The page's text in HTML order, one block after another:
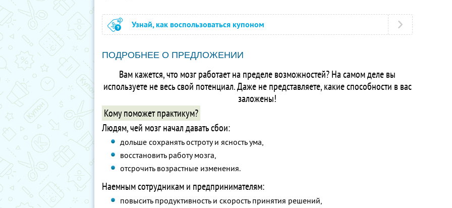
Узнай, как воспользоваться купоном
ПОДРОБНЕЕ О ПРЕДЛОЖЕНИИ
Вам кажется, что мозг работает на пределе возможностей? На самом деле вы
используете не весь свой потенциал. Даже не представляете, какие способности в вас
заложены!
Кому поможет практикум?
Людям, чей мозг начал давать сбои:
дольше сохранять остроту и ясность ума,
восстановить работу мозга,
отсрочить возрастные изменения.
Наемным сотрудникам и предпринимателям:
повысить продуктивность и скорость принятия решений,